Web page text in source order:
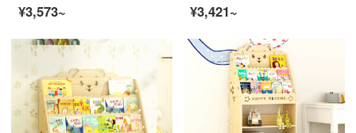
¥3,573~
¥3,421~